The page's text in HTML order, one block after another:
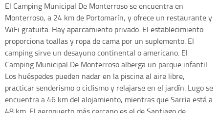
El Camping Municipal De Monterroso se encuentra en
Monterroso, a 24 km de Portomarín, y ofrece un restaurante y
WiFi gratuita. Hay aparcamiento privado. El establecimiento
proporciona toallas y ropa de cama por un suplemento. El
camping sirve un desayuno continental o americano. El
Camping Municipal De Monterroso alberga un parque infantil.
Los huéspedes pueden nadar en la piscina al aire libre,
practicar senderismo o ciclismo y relajarse en el jardín. Lugo se
encuentra a 46 km del alojamiento, mientras que Sarria está a